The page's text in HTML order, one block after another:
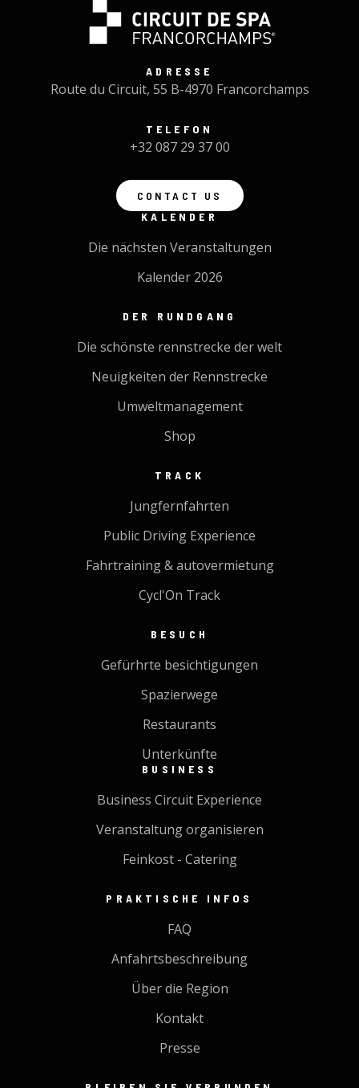
ADRESSE
Route du Circuit, 55 B-4970 Francorchamps
TELEFON
+32 087 29 37 00
CONTACT US
KALENDER
Die nächsten Veranstaltungen
Kalender 2026
DER RUNDGANG
Die schönste rennstrecke der welt
Neuigkeiten der Rennstrecke
Umweltmanagement
Shop
TRACK
Jungfernfahrten
Public Driving Experience
Fahrtraining & autovermietung
Cycl'On Track
BESUCH
Gefürhrte besichtigungen
Spazierwege
Restaurants
Unterkünfte
BUSINESS
Business Circuit Experience
Veranstaltung organisieren
Feinkost - Catering
PRAKTISCHE INFOS
FAQ
Anfahrtsbeschreibung
Über die Region
Kontakt
Presse